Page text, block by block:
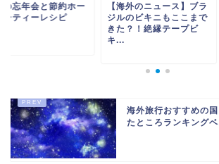
外のニュース】ブラ
のビキニもここまで
ブラジル『レアル為替』
クレジットカードのレー
ト編（２０１７年３月
時...
海外旅行おすすめの
たところランキングベ